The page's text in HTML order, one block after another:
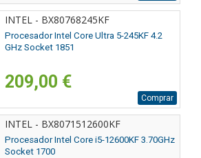
INTEL - BX80768245KF
Procesador Intel Core Ultra 5-245KF 4.2
GHz Socket 1851
209,00 €
Comprar
INTEL - BX8071512600KF
Procesador Intel Core i5-12600KF 3.70GHz
Socket 1700